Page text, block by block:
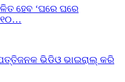
ହେବ ‘ଘରେ ଘରେ
୧୦…
ଭିଡିଓ ଭାଇରାଲ୍ କରି